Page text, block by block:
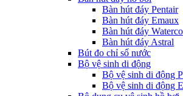
Bàn hút đáy Pentair
Bàn hút đáy Emaux
Bàn hút đáy Waterco
Bàn hút đáy Astral
Bút đo chỉ số nước
Bộ vệ sinh di động
Bộ vệ sinh di động
Bộ vệ sinh di động